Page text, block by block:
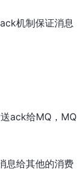
机制保证消息
ack给MQ，MQ
息给其他的消费